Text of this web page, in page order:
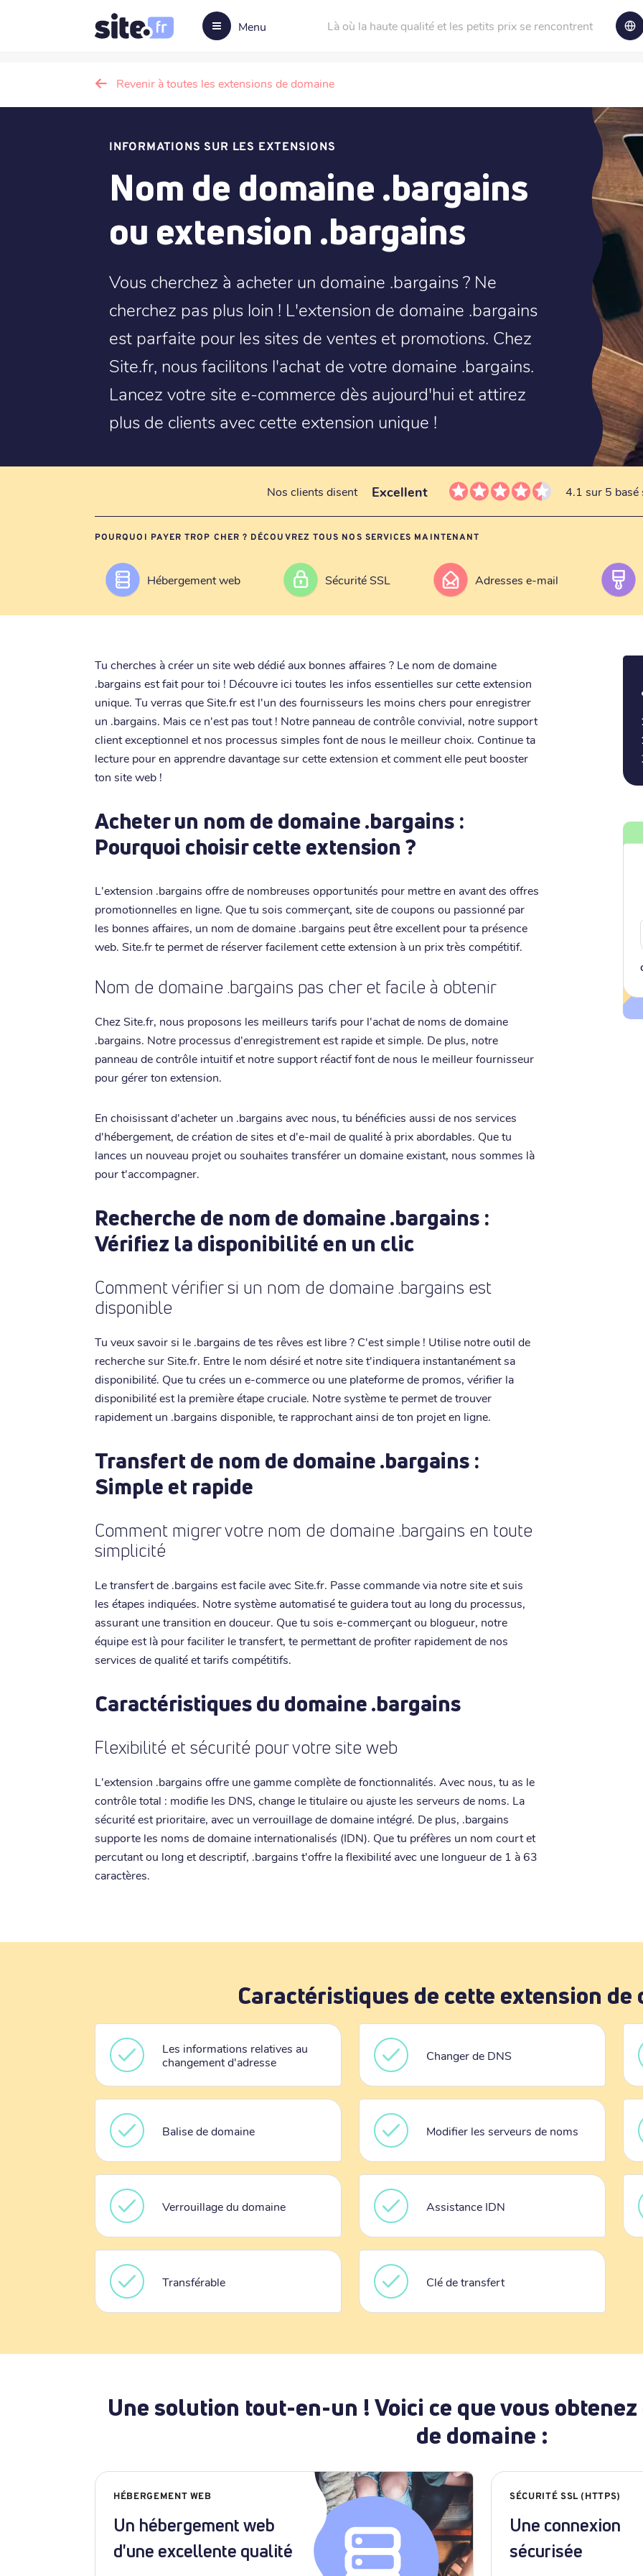
Menu Là où la haute qualité et les petits prix se rencontrent
Revenir à toutes les extensions de domaine
INFORMATIONS SUR LES EXTENSIONS
Nom de domaine .bargains
ou extension .bargains
Vous cherchez à acheter un domaine .bargains ? Ne
cherchez pas plus loin ! L'extension de domaine .bargains
est parfaite pour les sites de ventes et promotions. Chez
Site.fr, nous facilitons l'achat de votre domaine .bargains.
Lancez votre site e-commerce dès aujourd'hui et attirez
plus de clients avec cette extension unique !
Nos clients disent Excellent 4.1 sur 5 basé
POURQUOI PAYER TROP CHER ? DÉCOUVREZ TOUS NOS SERVICES MAINTENANT
Hébergement web Sécurité SSL Adresses e-mail
Tu cherches à créer un site web dédié aux bonnes affaires ? Le nom de domaine
.bargains est fait pour toi ! Découvre ici toutes les infos essentielles sur cette extension
unique. Tu verras que Site.fr est l'un des fournisseurs les moins chers pour enregistrer
un .bargains. Mais ce n'est pas tout ! Notre panneau de contrôle convivial, notre support
client exceptionnel et nos processus simples font de nous le meilleur choix. Continue ta
lecture pour en apprendre davantage sur cette extension et comment elle peut booster
ton site web !
Acheter un nom de domaine .bargains :
Pourquoi choisir cette extension ?
L'extension .bargains offre de nombreuses opportunités pour mettre en avant des offres
promotionnelles en ligne. Que tu sois commerçant, site de coupons ou passionné par
les bonnes affaires, un nom de domaine .bargains peut être excellent pour ta présence
web. Site.fr te permet de réserver facilement cette extension à un prix très compétitif.
Nom de domaine .bargains pas cher et facile à obtenir
Chez Site.fr, nous proposons les meilleurs tarifs pour l'achat de noms de domaine
.bargains. Notre processus d'enregistrement est rapide et simple. De plus, notre
panneau de contrôle intuitif et notre support réactif font de nous le meilleur fournisseur
pour gérer ton extension.
En choisissant d'acheter un .bargains avec nous, tu bénéficies aussi de nos services
d'hébergement, de création de sites et d'e-mail de qualité à prix abordables. Que tu
lances un nouveau projet ou souhaites transférer un domaine existant, nous sommes là
pour t'accompagner.
Recherche de nom de domaine .bargains :
Vérifiez la disponibilité en un clic
Comment vérifier si un nom de domaine .bargains est
disponible
Tu veux savoir si le .bargains de tes rêves est libre ? C'est simple ! Utilise notre outil de
recherche sur Site.fr. Entre le nom désiré et notre site t'indiquera instantanément sa
disponibilité. Que tu crées un e-commerce ou une plateforme de promos, vérifier la
disponibilité est la première étape cruciale. Notre système te permet de trouver
rapidement un .bargains disponible, te rapprochant ainsi de ton projet en ligne.
Transfert de nom de domaine .bargains :
Simple et rapide
Comment migrer votre nom de domaine .bargains en toute
simplicité
Le transfert de .bargains est facile avec Site.fr. Passe commande via notre site et suis
les étapes indiquées. Notre système automatisé te guidera tout au long du processus,
assurant une transition en douceur. Que tu sois e-commerçant ou blogueur, notre
équipe est là pour faciliter le transfert, te permettant de profiter rapidement de nos
services de qualité et tarifs compétitifs.
Caractéristiques du domaine .bargains
Flexibilité et sécurité pour votre site web
L'extension .bargains offre une gamme complète de fonctionnalités. Avec nous, tu as le
contrôle total : modifie les DNS, change le titulaire ou ajuste les serveurs de noms. La
sécurité est prioritaire, avec un verrouillage de domaine intégré. De plus, .bargains
supporte les noms de domaine internationalisés (IDN). Que tu préfères un nom court et
percutant ou long et descriptif, .bargains t'offre la flexibilité avec une longueur de 1 à 63
caractères.
Caractéristiques de cette extension de
Les informations relatives au
changement d'adresse
Changer de DNS
Balise de domaine Modifier les serveurs de noms
Verrouillage du domaine Assistance IDN
Transférable Clé de transfert
Une solution tout-en-un ! Voici ce que vous
de domaine :
HÉBERGEMENT WEB
Un hébergement web
d'une excellente qualité
SÉCURITÉ SSL (HTTPS)
Une connexion
sécurisée